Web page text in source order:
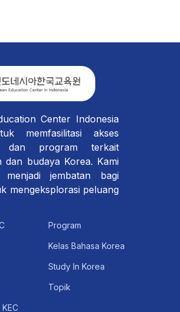
Center Indonesia
memfasilitasi akses
dan program terkait
dan budaya Korea. Kami
menjadi jembatan bagi
mengeksplorasi peluang
Program
Kelas Bahasa Korea
Study In Korea
Topik